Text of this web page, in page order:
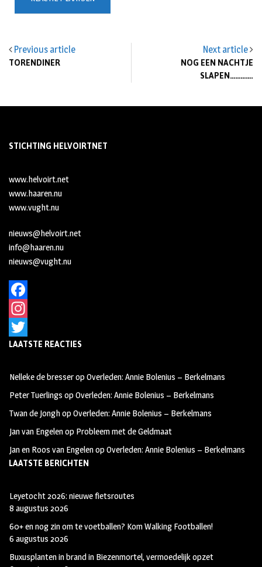
Previous article
TORENDINER
Next article
NOG EEN NACHTJE
SLAPEN………….
STICHTING HELVOIRTNET
www.helvoirt.net
www.haaren.nu
www.vught.nu
nieuws@helvoirt.net
info@haaren.nu
nieuws@vught.nu
F
a
c
b
o
k
n
t
a
r
a
T
i
t
e
r
LAATSTE REACTIES
Nelleke de bresseropOverleden: Annie Bolenius – Berkelmans
Peter Tuerlings opOverleden: Annie Bolenius – Berkelmans
Twan de JonghopOverleden: Annie Bolenius – Berkelmans
Jan van Engelenop Probleem met de Geldmaat
Jan en Roos van EngelenopOverleden: Annie Bolenius – Berkelmans
LAATSTE BERICHTEN
Leyetocht 2026: nieuwe fietsroutes
8 augustus 2026
60+ en nog zin om te voetballen? Kom Walking Footballen!
6 augustus 2026
Buxusplanten in brand in Biezenmortel, vermoedelijk opzet